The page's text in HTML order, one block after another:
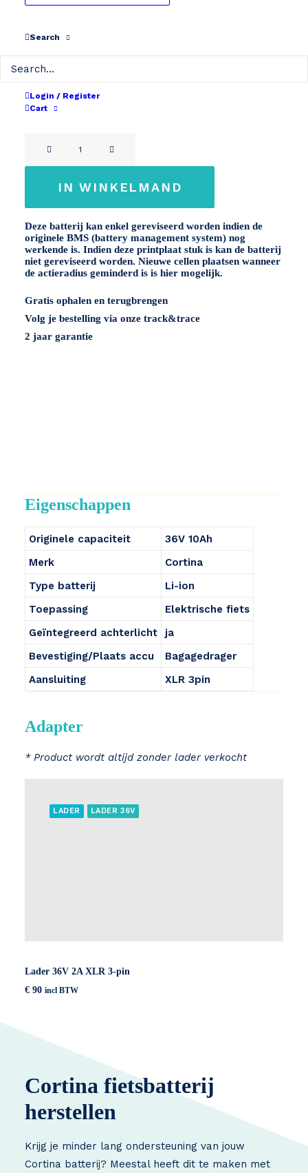
Search
Login / Register
Cart
Wissen
IN WINKELMAND
Deze batterij kan enkel gereviseerd worden indien de
originele BMS (battery management system) nog
werkende is. Indien deze printplaat stuk is kan de batterij
niet gereviseerd worden. Nieuwe cellen plaatsen wanneer
de actieradius geminderd is is hier mogelijk.
Gratis ophalen en terugbrengen
Volg je bestelling via onze track&trace
2 jaar garantie
Eigenschappen
Originele capaciteit
36V 10Ah
Merk
Cortina
Type batterij
Li-ion
Toepassing
Elektrische fiets
Geïntegreerd achterlicht
ja
Bevestiging/Plaats accu
Bagagedrager
Aansluiting
XLR 3pin
Adapter
* Product wordt altijd zonder lader verkocht
LADER LADER 36V
Lader 36V 2A XLR 3-pin
€ 90 incl BTW
Cortina fietsbatterij
herstellen
Krijg je minder lang ondersteuning van jouw
Cortina batterij? Meestal heeft dit te maken met